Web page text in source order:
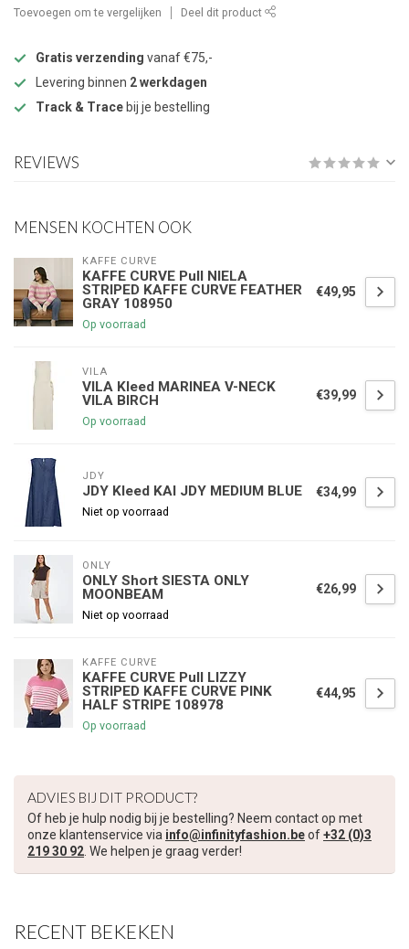
Toevoegen om te vergelijken Deel dit product
Gratis verzending vanaf €75,-
Levering binnen 2 werkdagen
Track & Trace bij je bestelling
REVIEWS
MENSEN KOCHTEN OOK
KAFFE CURVE
KAFFE CURVE Pull NIELA
STRIPED KAFFE CURVE FEATHER
GRAY 108950
Op voorraad
€49,95
VILA
VILA Kleed MARINEA V-NECK
VILA BIRCH
Op voorraad
€39,99
JDY
JDY Kleed KAI JDY MEDIUM BLUE
Niet op voorraad
€34,99
ONLY
ONLY Short SIESTA ONLY
MOONBEAM
Niet op voorraad
€26,99
KAFFE CURVE
KAFFE CURVE Pull LIZZY
STRIPED KAFFE CURVE PINK
HALF STRIPE 108978
Op voorraad
€44,95
ADVIES BIJ DIT PRODUCT?
Of heb je hulp nodig bij je bestelling? Neem contact op met
onze klantenservice via info@infinityfashion.beof+32 (0)3
219 30 92. We helpen je graag verder!
RECENT BEKEKEN
€5,00 korting op je volgende bestelling
over onze nieuwe collectie, en ontvang
volgende aankoop! 😀
Inschrijven